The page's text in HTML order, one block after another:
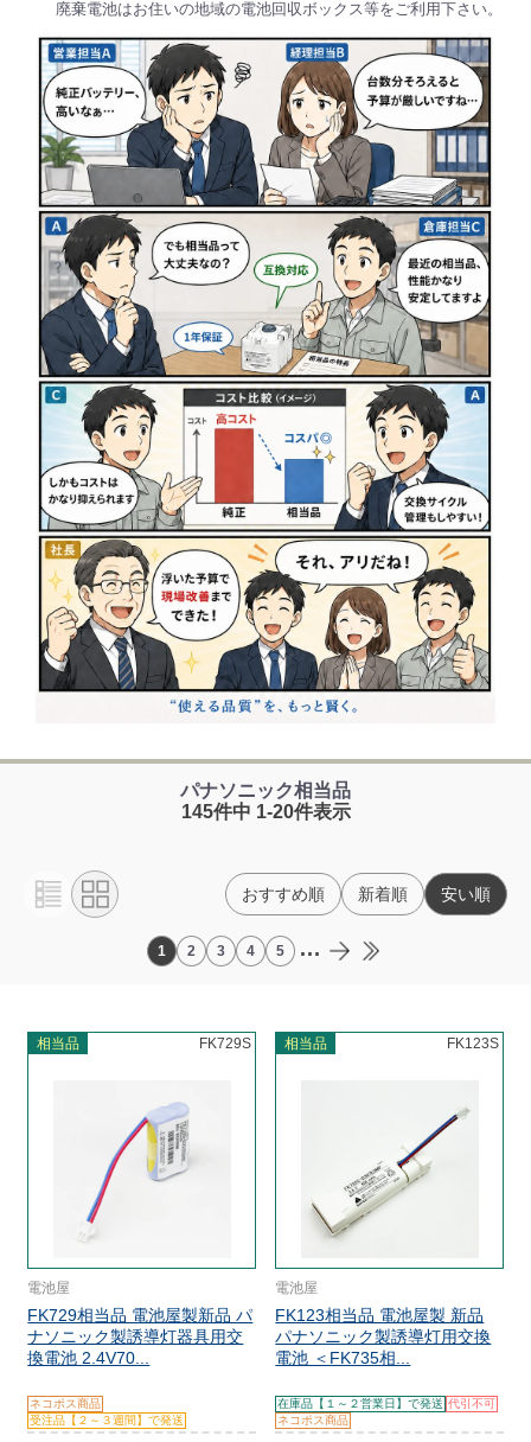
廃棄電池はお住いの地域の電池回収ボックス等をご利用下さい。
パナソニック相当品
145件中 1-20件表示
1 2 3 4 5 ...
おすすめ順 新着順 安い順
相当品 FK729S
電池屋
FK729相当品 電池屋製新品 パ
ナソニック製誘導灯器具用交
換電池 2.4V70...
ネコポス商品
受注品【２～３週間】で発送
相当品 FK123S
電池屋
FK123相当品 電池屋製 新品
パナソニック製誘導灯用交換
電池 ＜FK735相...
在庫品【１～２営業日】で発送 代引不可
ネコポス商品